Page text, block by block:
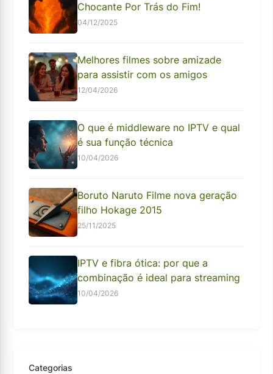
Chocante Por Trás do Fim!
04/12/2025
Melhores filmes sobre amizade
para assistir com os amigos
12/04/2026
O que é middleware no IPTV e qual
é sua função técnica
10/04/2026
Boruto Naruto Filme nova geração
filho Hokage 2015
25/11/2025
IPTV e fibra ótica: por que a
combinação é ideal para streaming
10/04/2026
Categorias